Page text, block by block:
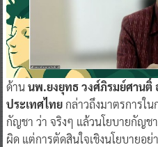
ด้านนพ.ยงยุทธ วงศ์ภิรมย์ศาน
ประเทศไทยกล่าวถึงมาตรการใ
กัญชา ว่า จริงๆ แล้วนโยบายกัญช
ผิด แต่การตัดสินใจเชิงนโยบายอย่